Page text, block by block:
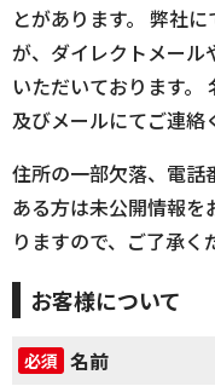
とがあります。 弊社
が、ダイレクトメール
いただいております
及びメールにてご連絡
住所の一部欠落、電話
ある方は未公開情報
りますので、ご了承く
お客様について
必須 名前